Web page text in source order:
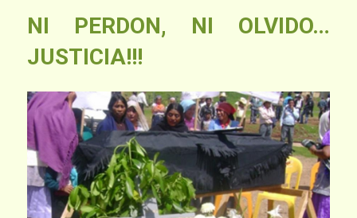
NI PERDON, NI OLVIDO…
JUSTICIA!!!